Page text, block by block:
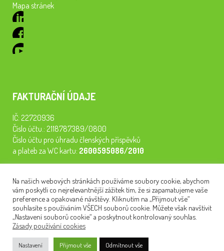
Mapa stránek
FAKTURAČNÍ ÚDAJE
IČ: 22720936
Číslo účtu.: 2118787389/0800
Číslo účtu pro úhradu členských příspěvků
a plateb za WC kartu: 2600595086/2010
semináře, konferenci, plavbu na lodi a WC kartu. Z peněz
tiskneme odborné publikace pro pacienty.
NEWSLETTER
Na našich webových stránkách používáme soubory cookie, abychom
vám poskytli co nejrelevantnější zážitek tím, že si zapamatujeme vaše
preference a opakované návštěvy. Kliknutím na „Přijmout vše“
souhlasíte s používáním VŠECH souborů cookie. Můžete však navštívit
„Nastavení souborů cookie“ a poskytnout kontrolovaný souhlas.
Zásady používání cookies
Nastavení Přijmout vše Odmítnout vše